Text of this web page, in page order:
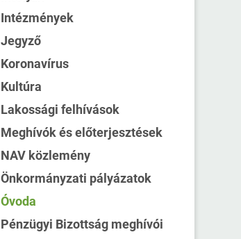
Intézmények
Jegyző
Koronavírus
Kultúra
Lakossági felhívások
Meghívók és előterjesztések
NAV közlemény
Önkormányzati pályázatok
Óvoda
Pénzügyi Bizottság meghívói